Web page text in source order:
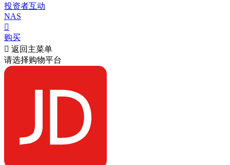
投资者互动
NAS

购买
 返回主菜单
请选择购物平台